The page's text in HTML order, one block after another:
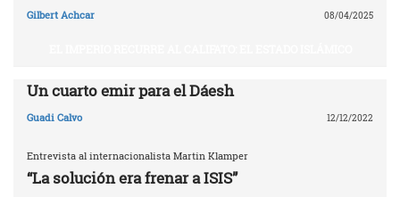
Gilbert Achcar 08/04/2025
Un cuarto emir para el Dáesh
Guadi Calvo 12/12/2022
Entrevista al internacionalista Martin Klamper
“La solución era frenar a ISIS”